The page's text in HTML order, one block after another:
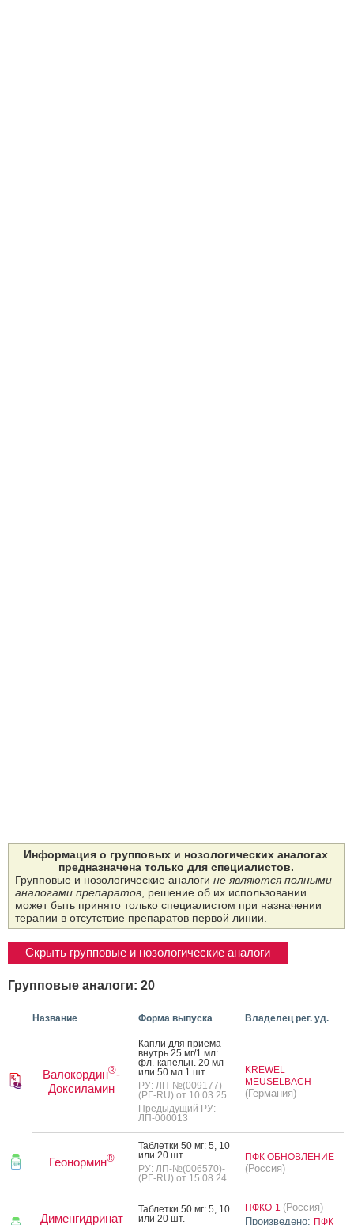
Информация о групповых и нозологических аналогах
предназначена только для специалистов.
Групповые и нозологические аналоги не являются полными
аналогами препаратов, решение об их использовании
может быть принято только специалистом при назначении
терапии в отсутствие препаратов первой линии.
Скрыть групповые и нозологические аналоги
Групповые аналоги: 20
Название Форма выпуска Владелец рег. уд.
Валокордин®-
Доксиламин
Кап­ли для при­ема
внутрь 25 мг/1 мл:
фл.-ка­пельн. 20 мл
или 50 мл 1 шт.
РУ: ЛП-№(009177)-
(РГ-RU) от 10.03.25
Предыдущий РУ:
ЛП-000013
KREWEL
MEUSELBACH
(Германия)
Геонормин®
Таб­летки 50 мг: 5, 10
или 20 шт.
РУ: ЛП-№(006570)-
(РГ-RU) от 15.08.24
ПФК ОБНОВЛЕНИЕ
(Россия)
Дименгидринат
Таб­летки 50 мг: 5, 10
или 20 шт.
ПФКО-1 (Россия)
Произведено: ПФК